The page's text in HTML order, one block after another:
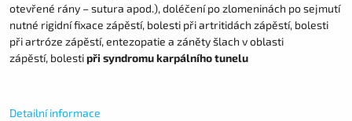
otevřené rány – sutura apod.), doléčení po zlomeninách po sejmutí
nutné rigidní fixace zápěstí, bolesti při artritidách zápěstí, bolesti
při artróze zápěstí, entezopatie a záněty šlach v oblasti
zápěstí, bolestipři syndromu karpálního tunelu
Detailní informace